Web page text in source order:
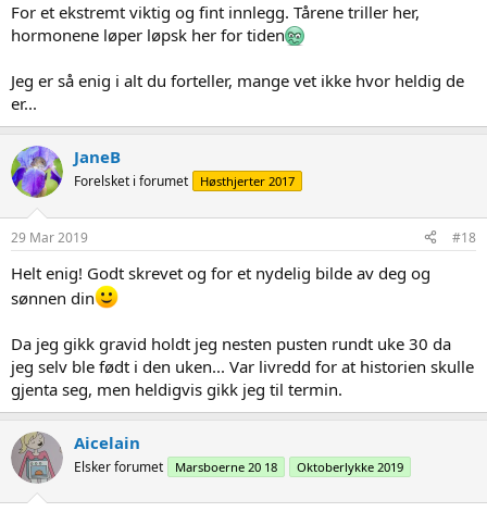
For et ekstremt viktig og fint innlegg. Tårene triller her,
hormonene løper løpsk her for tiden
Jeg er så enig i alt du forteller, mange vet ikke hvor heldig de
er...
JaneB
Forelsket i forumet Høsthjerter 2017
29 Mar 2019 #18
Helt enig! Godt skrevet og for et nydelig bilde av deg og
sønnen din
Da jeg gikk gravid holdt jeg nesten pusten rundt uke 30 da
jeg selv ble født i den uken... Var livredd for at historien skulle
gjenta seg, men heldigvis gikk jeg til termin.
Aicelain
Elsker forumet Marsboerne 20 18 Oktoberlykke 2019